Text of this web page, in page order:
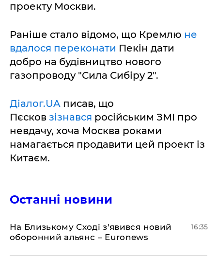
проекту Москви.
Раніше стало відомо, що Кремлю не
вдалося переконати Пекін дати
добро на будівництво нового
газопроводу "Сила Сибіру 2".
Діалог.UA писав, що
Пєсков зізнався російським ЗМІ про
невдачу, хоча Москва роками
намагається продавити цей проект із
Китаєм.
Останні новини
На Близькому Сході з'явився новий
оборонний альянс – Euronews
16:35